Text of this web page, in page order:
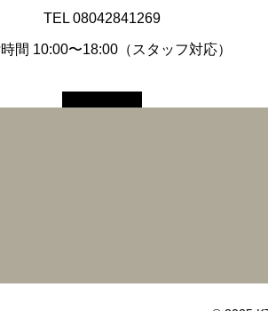
TEL 08042841269
間 10:00〜18:00（スタッフ対応）